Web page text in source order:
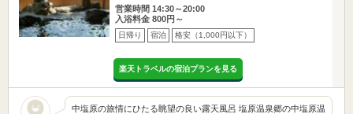
営業時間 14:30～20:00
入浴料金 800円～
日帰り 宿泊 格安（1,000円以下）
楽天トラベルの宿泊プランを見る
中塩原の旅情にひたる眺望の良い露天風呂 塩原温泉郷の中塩原温